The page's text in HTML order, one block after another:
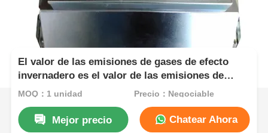
El valor de las emisiones de gases de efecto
invernadero es el valor de las emisiones de
gases de efecto invernadero.
MOQ：1 unidad Precio：Negociable
Mejor precio Chatear Ahora